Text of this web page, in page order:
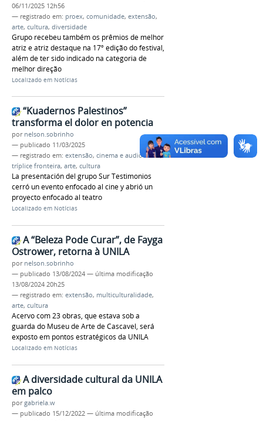
06/11/2025 12h56
— registrado em: proex, comunidade, extensão,
arte, cultura, diversidade
Grupo recebeu também os prêmios de melhor
atriz e atriz destaque na 17º edição do festival,
além de ter sido indicado na categoria de
melhor direção
Localizado em Notícias
“Kuadernos Palestinos”
transforma el dolor en potencia
por nelson.sobrinho
— publicado 11/03/2025
— registrado em: extensão, cinema e audiovisual,
tríplice fronteira, arte, cultura
La presentación del grupo Sur Testimonios
cerró un evento enfocado al cine y abrió un
proyecto enfocado al teatro
Localizado em Notícias
A “Beleza Pode Curar”, de Fayga
Ostrower, retorna à UNILA
por nelson.sobrinho
— publicado 13/08/2024 — última modificação
13/08/2024 20h25
— registrado em: extensão, multiculturalidade,
arte, cultura
Acervo com 23 obras, que estava sob a
guarda do Museu de Arte de Cascavel, será
exposto em pontos estratégicos da UNILA
Localizado em Notícias
A diversidade cultural da UNILA
em palco
porgabriela.w
— publicado 15/12/2022 — última modificação